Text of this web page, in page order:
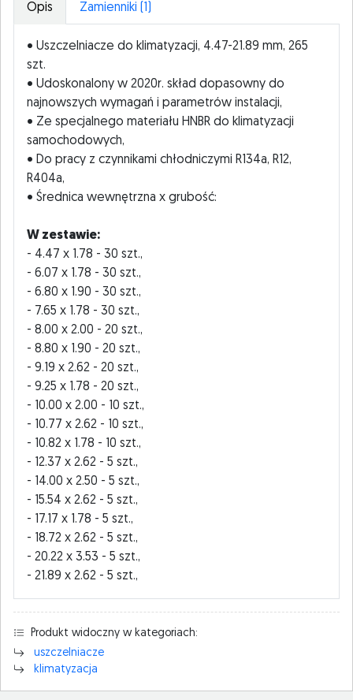
Opis Zamienniki (1)
• Uszczelniacze do klimatyzacji, 4.47-21.89 mm, 265
szt.
• Udoskonalony w 2020r. skład dopasowny do
najnowszych wymagań i parametrów instalacji,
• Ze specjalnego materiału HNBR do klimatyzacji
samochodowych,
• Do pracy z czynnikami chłodniczymi R134a, R12,
R404a,
• Średnica wewnętrzna x grubość:
W zestawie:
- 4.47 x 1.78 - 30 szt.,
- 6.07 x 1.78 - 30 szt.,
- 6.80 x 1.90 - 30 szt.,
- 7.65 x 1.78 - 30 szt.,
- 8.00 x 2.00 - 20 szt.,
- 8.80 x 1.90 - 20 szt.,
- 9.19 x 2.62 - 20 szt.,
- 9.25 x 1.78 - 20 szt.,
- 10.00 x 2.00 - 10 szt.,
- 10.77 x 2.62 - 10 szt.,
- 10.82 x 1.78 - 10 szt.,
- 12.37 x 2.62 - 5 szt.,
- 14.00 x 2.50 - 5 szt.,
- 15.54 x 2.62 - 5 szt.,
- 17.17 x 1.78 - 5 szt.,
- 18.72 x 2.62 - 5 szt.,
- 20.22 x 3.53 - 5 szt.,
- 21.89 x 2.62 - 5 szt.,
Produkt widoczny w kategoriach:
uszczelniacze
klimatyzacja